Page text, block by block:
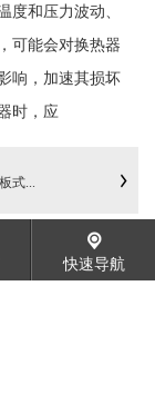
度和压力波动、
可能会对换热器
响，加速其损坏
时，应
式...
快速导航